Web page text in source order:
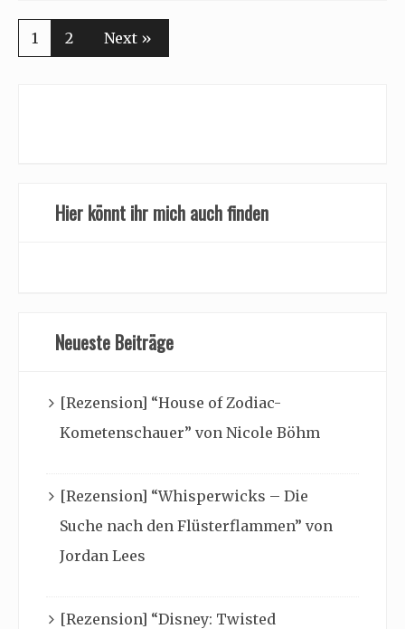
1 2 Next »
Hier könnt ihr mich auch finden
Neueste Beiträge
[Rezension] “House of Zodiac-
Kometenschauer” von Nicole Böhm
[Rezension] “Whisperwicks – Die
Suche nach den Flüsterflammen” von
Jordan Lees
[Rezension] “Disney: Twisted